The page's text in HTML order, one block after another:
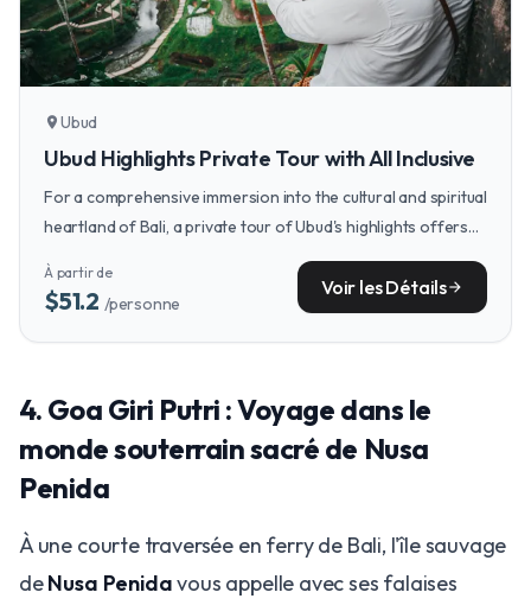
location_on Ubud
Ubud Highlights Private Tour with All Inclusive
For a comprehensive immersion into the cultural and spiritual
heartland of Bali, a private tour of Ubud's highlights offers
deep insights into temple rituals, serene rice terraces, and
local artisan traditions.
À partir de
$51.2 /personne
Voir les Détailsarrow_forward
​4. Goa Giri Putri : Voyage dans le
monde souterrain sacré de Nusa
Penida
​À une courte traversée en ferry de Bali, l'île sauvage
deNusa Penidavous appelle avec ses falaises